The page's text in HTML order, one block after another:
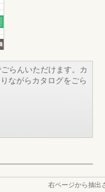
らんいただけます。カ
ながらカタログをごら
右ページから抽出